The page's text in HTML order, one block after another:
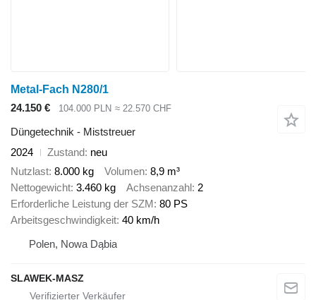
Metal-Fach N280/1
24.150 €
104.000 PLN ≈ 22.570 CHF
Düngetechnik - Miststreuer
2024
Zustand neu
Nutzlast 8.000 kg Volumen 8,9 m³
Nettogewicht 3.460 kg Achsenanzahl 2
Erforderliche Leistung der SZM 80 PS
Arbeitsgeschwindigkeit 40 km/h
Polen, Nowa Dąbia
SLAWEK-MASZ